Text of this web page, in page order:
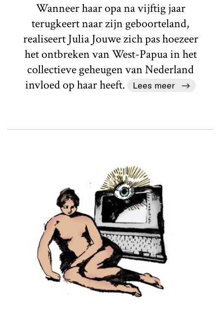
Wanneer haar opa na vijftig jaar
terugkeert naar zijn geboorteland,
realiseert Julia Jouwe zich pas hoezeer
het ontbreken van West-Papua in het
collectieve geheugen van Nederland
invloed op haar heeft.
Lees meer